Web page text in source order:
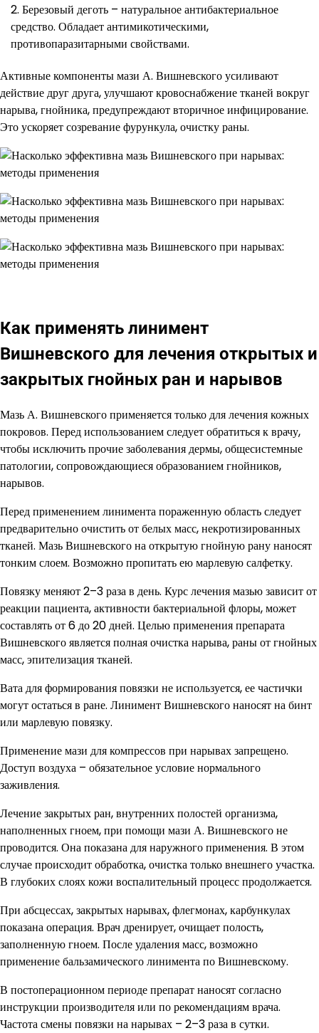
Березовый деготь – натуральное антибактериальное
средство. Обладает антимикотическими,
противопаразитарными свойствами.
Активные компоненты мази А. Вишневского усиливают
действие друг друга, улучшают кровоснабжение тканей вокруг
нарыва, гнойника, предупреждают вторичное инфицирование.
Это ускоряет созревание фурункула, очистку раны.
Как применять линимент
Вишневского для лечения открытых и
закрытых гнойных ран и нарывов
Мазь А. Вишневского применяется только для лечения кожных
покровов. Перед использованием следует обратиться к врачу,
чтобы исключить прочие заболевания дермы, общесистемные
патологии, сопровождающиеся образованием гнойников,
нарывов.
Перед применением линимента пораженную область следует
предварительно очистить от белых масс, некротизированных
тканей. Мазь Вишневского на открытую гнойную рану наносят
тонким слоем. Возможно пропитать ею марлевую салфетку.
Повязку меняют 2–3 раза в день. Курс лечения мазью зависит от
реакции пациента, активности бактериальной флоры, может
составлять от 6 до 20 дней. Целью применения препарата
Вишневского является полная очистка нарыва, раны от гнойных
масс, эпителизация тканей.
Вата для формирования повязки не используется, ее частички
могут остаться в ране. Линимент Вишневского наносят на бинт
или марлевую повязку.
Применение мази для компрессов при нарывах запрещено.
Доступ воздуха – обязательное условие нормального
заживления.
Лечение закрытых ран, внутренних полостей организма,
наполненных гноем, при помощи мази А. Вишневского не
проводится. Она показана для наружного применения. В этом
случае происходит обработка, очистка только внешнего участка.
В глубоких слоях кожи воспалительный процесс продолжается.
При абсцессах, закрытых нарывах, флегмонах, карбункулах
показана операция. Врач дренирует, очищает полость,
заполненную гноем. После удаления масс, возможно
применение бальзамического линимента по Вишневскому.
В постоперационном периоде препарат наносят согласно
инструкции производителя или по рекомендациям врача.
Частота смены повязки на нарывах – 2–3 раза в сутки.